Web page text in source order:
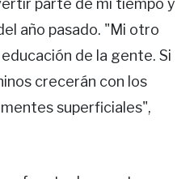
parte de mi tiempo y
año pasado. "Mi otro
de la gente. Si
crecerán con los
superficiales",